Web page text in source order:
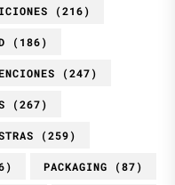
(216)
(186)
(247)
(267)
(259)
PACKAGING (87)